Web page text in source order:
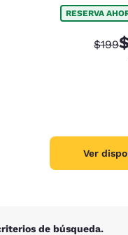
RESERVA
$199
Ver
de búsqueda.